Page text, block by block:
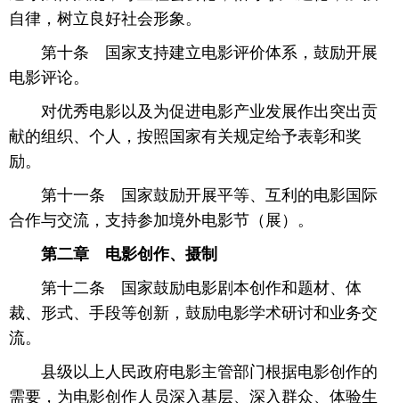
自律，树立良好社会形象。
第十条 国家支持建立电影评价体系，鼓励开展
电影评论。
对优秀电影以及为促进电影产业发展作出突出贡
献的组织、个人，按照国家有关规定给予表彰和奖
励。
第十一条 国家鼓励开展平等、互利的电影国际
合作与交流，支持参加境外电影节（展）。
第二章 电影创作、摄制
第十二条 国家鼓励电影剧本创作和题材、体
裁、形式、手段等创新，鼓励电影学术研讨和业务交
流。
县级以上人民政府电影主管部门根据电影创作的
需要，为电影创作人员深入基层、深入群众、体验生